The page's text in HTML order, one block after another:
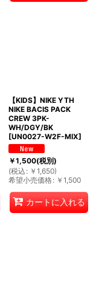
【KIDS】NIKE YTH
NIKE BACIS PACK
CREW 3PK-
WH/DGY/BK
[UN0027-W2F-MIX]
￥1,500(税別)
(税込 : ￥ 1,650)
希望小売価格: ￥ 1,500
カートに入れる